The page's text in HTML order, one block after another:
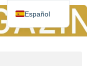
Español
Deutsch